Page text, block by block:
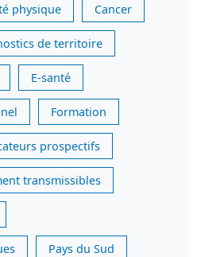
physique Cancer
de territoire
E-santé
Formation
prospectifs
transmissibles
Pays du Sud